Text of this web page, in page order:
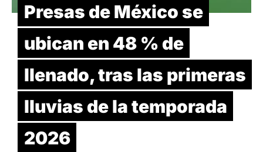
Presas de México se
ubican en 48 % de
llenado, tras las primeras
lluvias de la temporada
2026